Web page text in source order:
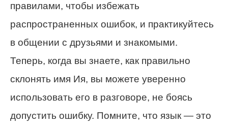
правилами, чтобы избежать
распространенных ошибок, и практикуйтесь
в общении с друзьями и знакомыми.
Теперь, когда вы знаете, как правильно
склонять имя Ия, вы можете уверенно
использовать его в разговоре, не боясь
допустить ошибку. Помните, что язык — это